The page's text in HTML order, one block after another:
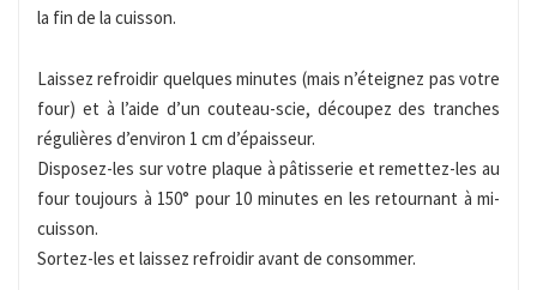
la fin de la cuisson.
Laissez refroidir quelques minutes (mais n’éteignez pas votre
four) et à l’aide d’un couteau-scie, découpez des tranches
régulières d’environ 1 cm d’épaisseur.
Disposez-les sur votre plaque à pâtisserie et remettez-les au
four toujours à 150° pour 10 minutes en les retournant à mi-
cuisson.
Sortez-les et laissez refroidir avant de consommer.